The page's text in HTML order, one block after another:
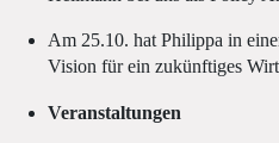
Am 25.10. hat Philippa in
Vision für ein zukünftiges
Veranstaltungen